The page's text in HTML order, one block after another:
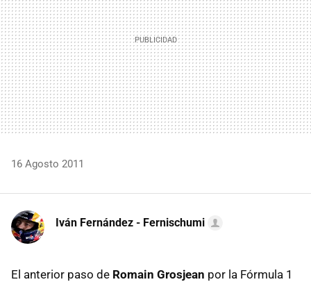
16 Agosto 2011
Iván Fernández - Fernischumi
El anterior paso de Romain Grosjean por la Fórmula 1